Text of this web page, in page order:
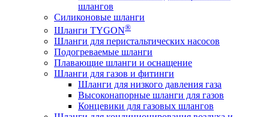
шлангов
Силиконовые шланги
Шланги TYGON®
Шланги для перистальтических насосов
Подогреваемые шланги
Плавающие шланги и оснащение
Шланги для газов и фитинги
Шланги для низкого давления газа
Высоконапорные шланги для газов
Концевики для газовых шлангов